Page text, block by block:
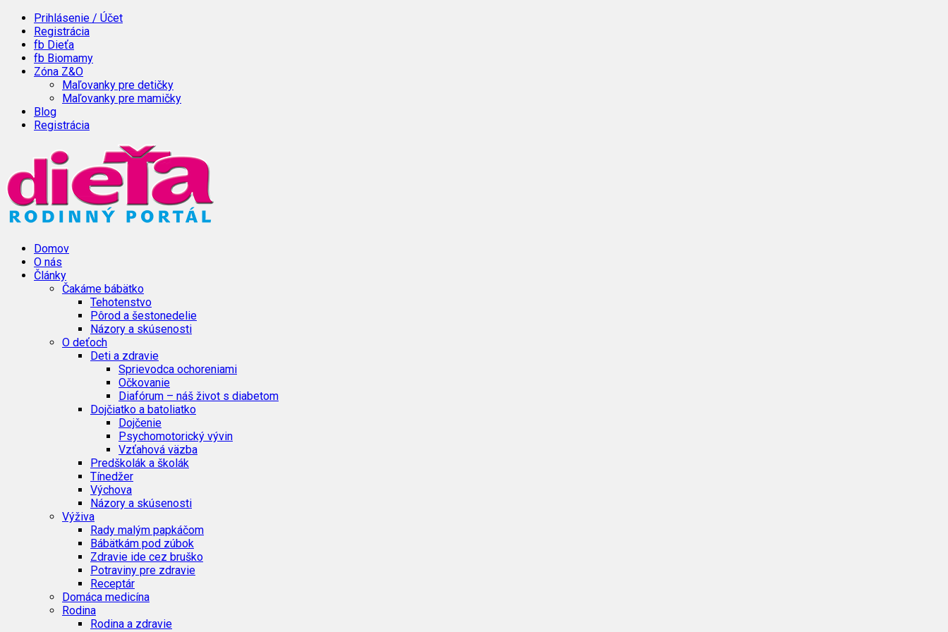
Prihlásenie / Účet
Registrácia
fb Dieťa
fb Biomamy
Zóna Z&O
Maľovanky pre detičky
Maľovanky pre mamičky
Blog
Registrácia
Domov
O nás
Články
Čakáme bábätko
Tehotenstvo
Pôrod a šestonedelie
Názory a skúsenosti
O deťoch
Deti a zdravie
Sprievodca ochoreniami
Očkovanie
Diafórum – náš život s diabetom
Dojčiatko a batoliatko
Dojčenie
Psychomotorický vývin
Vzťahová väzba
Predškolák a školák
Tínedžer
Výchova
Názory a skúsenosti
Výživa
Rady malým papkáčom
Bábätkám pod zúbok
Zdravie ide cez bruško
Potraviny pre zdravie
Receptár
Domáca medicína
Rodina
Rodina a zdravie